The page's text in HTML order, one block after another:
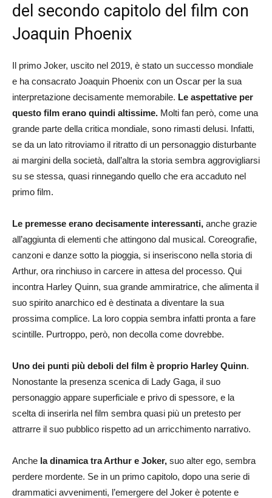
del secondo capitolo del film con
Joaquin Phoenix
Il primo Joker, uscito nel 2019, è stato un successo mondiale
e ha consacrato Joaquin Phoenix con un Oscar per la sua
interpretazione decisamente memorabile. Le aspettative per
questo film erano quindi altissime. Molti fan però, come una
grande parte della critica mondiale, sono rimasti delusi. Infatti,
se da un lato ritroviamo il ritratto di un personaggio disturbante
ai margini della società, dall’altra la storia sembra aggrovigliarsi
su se stessa, quasi rinnegando quello che era accaduto nel
primo film.
Le premesse erano decisamente interessanti, anche grazie
all’aggiunta di elementi che attingono dal musical. Coreografie,
canzoni e danze sotto la pioggia, si inseriscono nella storia di
Arthur, ora rinchiuso in carcere in attesa del processo. Qui
incontra Harley Quinn, sua grande ammiratrice, che alimenta il
suo spirito anarchico ed è destinata a diventare la sua
prossima complice. La loro coppia sembra infatti pronta a fare
scintille. Purtroppo, però, non decolla come dovrebbe.
Uno dei punti più deboli del film è proprio Harley Quinn.
Nonostante la presenza scenica di Lady Gaga, il suo
personaggio appare superficiale e privo di spessore, e la
scelta di inserirla nel film sembra quasi più un pretesto per
attrarre il suo pubblico rispetto ad un arricchimento narrativo.
Anche la dinamica tra Arthur e Joker, suo alter ego, sembra
perdere mordente. Se in un primo capitolo, dopo una serie di
drammatici avvenimenti, l’emergere del Joker è potente e